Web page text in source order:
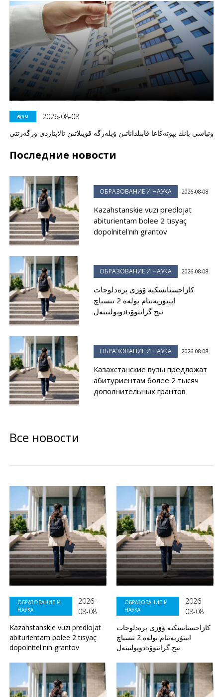
Қоғам
2026-08-08
وتباسى بانك يپوتەكاعا قابىلداناتىن ۇيلەرگە قويىلاتىن تالاپتاردى وزگەرتتى
Последние новости
ОБРАЗОВАНИЕ И НАУКА 2026-08-08
Kazahstanskie vuzı predlojat
abiturientam bolee 2 tısyaç
dopolnitel'nıh grantov
ОБРАЗОВАНИЕ И НАУКА 2026-08-08
كازاحستانسكيە ۆۋزى پرەدلوجات
ابيتۋريەنتام بولەە 2 تىسياچ
دوپولنيتەلьنىح گرانتوۆ
ОБРАЗОВАНИЕ И НАУКА 2026-08-08
Казахстанские вузы предложат
абитуриентам более 2 тысяч
дополнительных грантов
Все новости
ОБРАЗОВАНИЕ И
НАУКА
2026-
08-08
Kazahstanskie vuzı predlojat
abiturientam bolee 2 tısyaç
dopolnitel'nıh grantov
ОБРАЗОВАНИЕ И
НАУКА
2026-
08-08
كازاحستانسكيە ۆۋزى پرەدلوجات
ابيتۋريەنتام بولەە 2 تىسياچ
دوپولنيتەلьنىح گرانتوۆ